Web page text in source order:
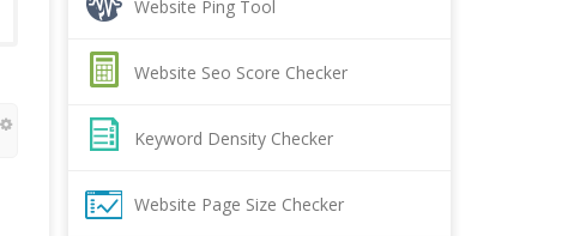
Website Ping Tool
Website Seo Score Checker
Keyword Density Checker
Website Page Size Checker